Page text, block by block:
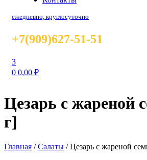
ежедневно, круглосуточно
+7(909)627-51-51
3
0 0,00 ₽
Цезарь с жареной
г]
Главная /Салаты /Цезарь с жареной